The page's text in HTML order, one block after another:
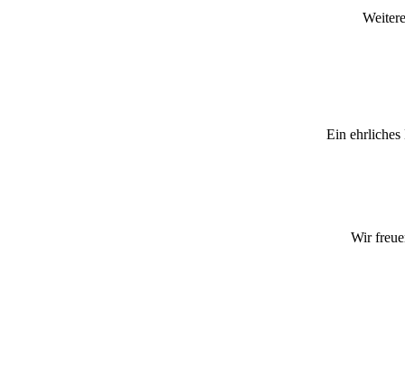
Ein
Wir